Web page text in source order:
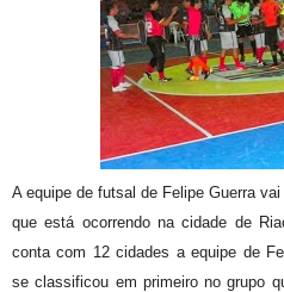
A equipe de futsal de Felipe Guerra
que está ocorrendo na cidade de
conta com 12 cidades a equipe de
se classificou em primeiro no grupo